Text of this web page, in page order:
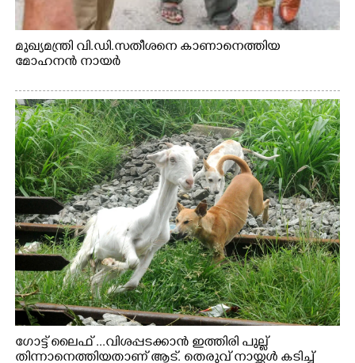
മുഖ്യമന്ത്രി വി.ഡി.സതീശനെ കാണാനെത്തിയ
മോഹനൻ നായർ
ഗോട്ട് ലൈഫ് ...വിശപ്പടക്കാൻ ഇത്തിരി പുല്ല്
തിന്നാനെത്തിയതാണ് ആട്. തെരുവ് നായ്ക്കൾ കടിച്ച്